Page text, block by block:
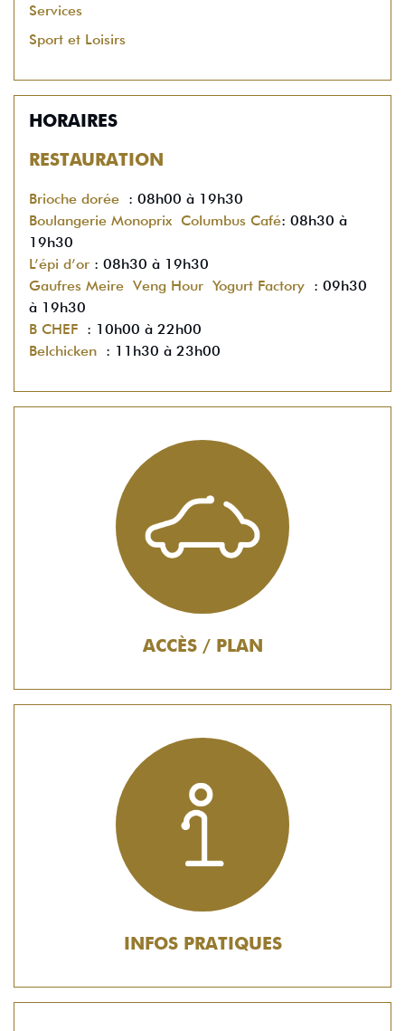
Services
Sport et Loisirs
HORAIRES
RESTAURATION
Brioche dorée : 08h00 à 19h30
Boulangerie Monoprix Columbus Café: 08h30 à
19h30
L’épi d’or : 08h30 à 19h30
Gaufres Meire Veng Hour Yogurt Factory : 09h30
à 19h30
B CHEF : 10h00 à 22h00
Belchicken : 11h30 à 23h00
ACCÈS / PLAN
INFOS PRATIQUES